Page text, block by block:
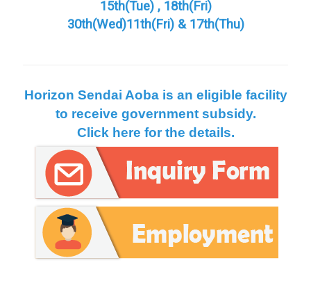
15th(Tue) , 18th(Fri)
30th(Wed)11th(Fri) & 17th(Thu)
Horizon Sendai Aoba is an eligible facility
to receive government subsidy.
Click here for the details.